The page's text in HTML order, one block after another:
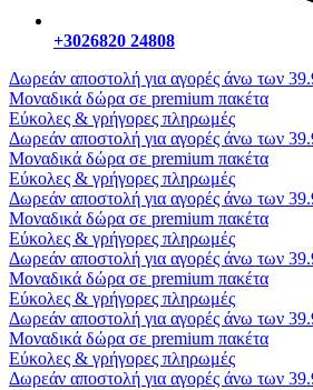
+3026820 24808
Δωρεάν αποστολή για αγορές άνω των
Μοναδικά δώρα σε premium πακέτα
Εύκολες & γρήγορες πληρωμές
Δωρεάν αποστολή για αγορές άνω των
Μοναδικά δώρα σε premium πακέτα
Εύκολες & γρήγορες πληρωμές
Δωρεάν αποστολή για αγορές άνω των
Μοναδικά δώρα σε premium πακέτα
Εύκολες & γρήγορες πληρωμές
Δωρεάν αποστολή για αγορές άνω των
Μοναδικά δώρα σε premium πακέτα
Εύκολες & γρήγορες πληρωμές
Δωρεάν αποστολή για αγορές άνω των
Μοναδικά δώρα σε premium πακέτα
Εύκολες & γρήγορες πληρωμές
Δωρεάν αποστολή για αγορές άνω των